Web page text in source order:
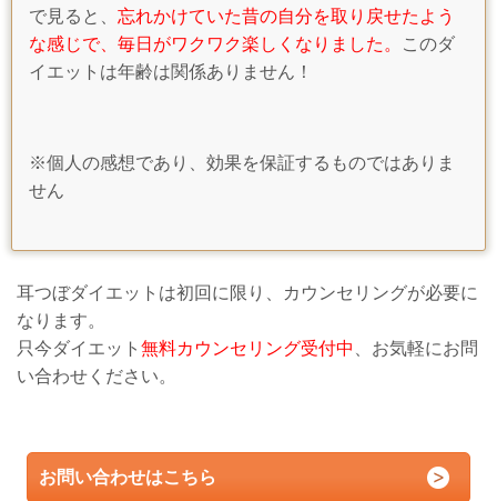
で見ると、 忘れかけていた昔の自分を取り戻せたよう
な感じで、毎日がワクワク楽しくなりました。
このダ
イエットは年齢は関係ありません！
※個人の感想であり、効果を保証するものではありま
せん
耳つぼダイエットは初回に限り、カウンセリングが必要に
なります。
只今ダイエット 無料カウンセリング受付中
、お気軽にお問
い合わせください。
お問い合わせはこちら